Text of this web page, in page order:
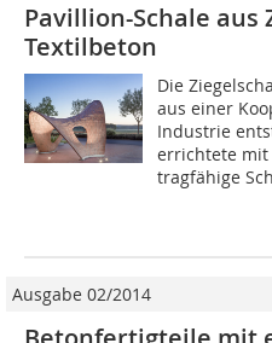
Pavillion-Schale aus
Textilbeton
Die
aus einer
Industrie
errichtete mit
tragfähige
Ausgabe 02/2014